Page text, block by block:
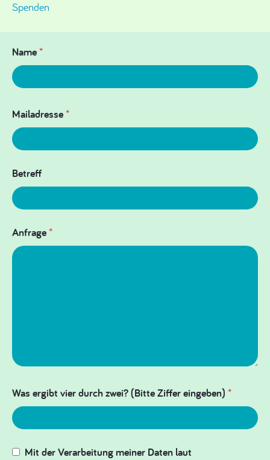
Spenden
Name*
Mailadresse*
Betreff
Anfrage*
Was ergibt vier durch zwei? (Bitte Ziffer eingeben) *
Mit der Verarbeitung meiner Daten laut